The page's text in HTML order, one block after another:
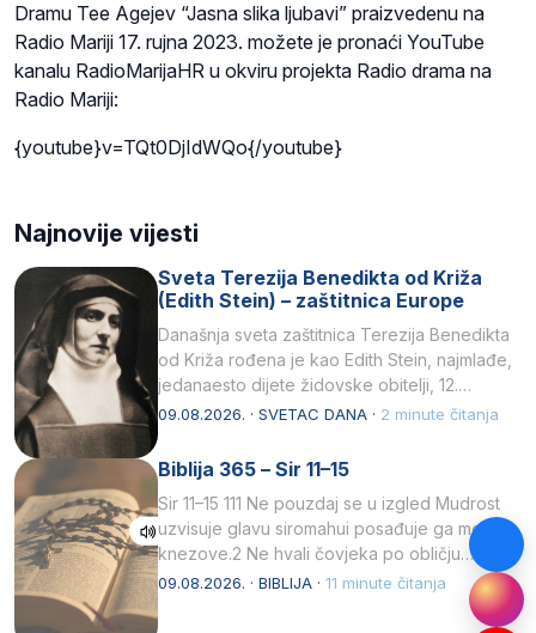
Dramu Tee Agejev “Jasna slika ljubavi” praizvedenu na
Radio Mariji 17. rujna 2023. možete je pronaći YouTube
kanalu RadioMarijaHR u okviru projekta Radio drama na
Radio Mariji:
{youtube}v=TQt0DjIdWQo{/youtube}
Najnovije vijesti
Sveta Terezija Benedikta od Križa
(Edith Stein) – zaštitnica Europe
Današnja sveta zaštitnica Terezija Benedikta
od Križa rođena je kao Edith Stein, najmlađe,
jedanaesto dijete židovske obitelji, 12.
listopada 1891, u Wrocławu…
09.08.2026. · SVETAC DANA · 2 minute čitanja
Biblija 365 – Sir 11–15
Sir 11–15 111 Ne pouzdaj se u izgled Mudrost
uzvisuje glavu siromahui posađuje ga među
knezove.2 Ne hvali čovjeka po obličju
njegovui…
09.08.2026. · BIBLIJA · 11 minute čitanja